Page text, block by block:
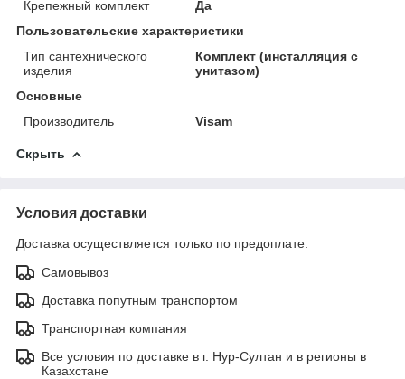
Крепежный комплект
Да
Пользовательские характеристики
Тип сантехнического
изделия
Комплект (инсталляция с
унитазом)
Основные
Производитель
Visam
Скрыть
Условия доставки
Доставка осуществляется только по предоплате.
Самовывоз
Доставка попутным транспортом
Транспортная компания
Все условия по доставке в г. Нур-Султан и в регионы в
Казахстане